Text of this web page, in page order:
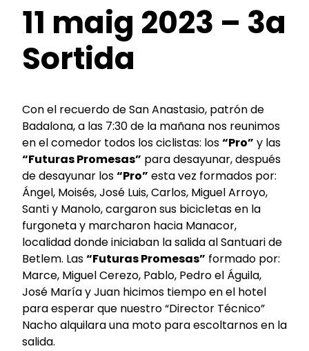
11 maig 2023 – 3a
Sortida
Con el recuerdo de San Anastasio, patrón de
Badalona, a las 7:30 de la mañana nos reunimos
en el comedor todos los ciclistas: los“Pro” y las
“Futuras Promesas” para desayunar, después
de desayunar los“Pro” esta vez formados por:
Ángel, Moisés, José Luis, Carlos, Miguel Arroyo,
Santi y Manolo, cargaron sus bicicletas en la
furgoneta y marcharon hacia Manacor,
localidad donde iniciaban la salida al Santuari de
Betlem. Las“Futuras Promesas” formado por:
Marce, Miguel Cerezo, Pablo, Pedro el Águila,
José María y Juan hicimos tiempo en el hotel
para esperar que nuestro “Director Técnico”
Nacho alquilara una moto para escoltarnos en la
salida.